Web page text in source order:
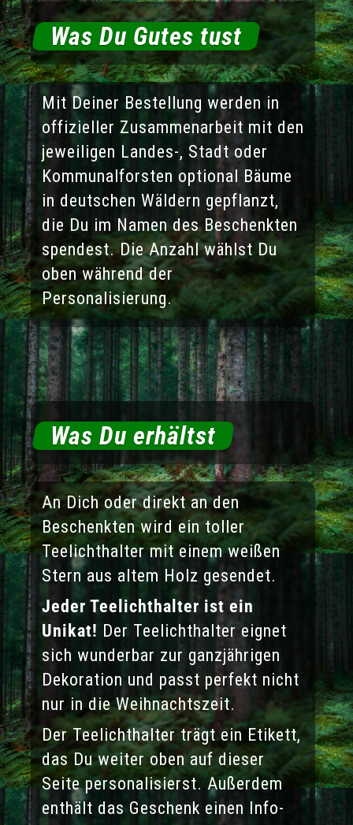
Was Du Gutes tust
Mit Deiner Bestellung werden in
offizieller Zusammenarbeit mit den
jeweiligen Landes-, Stadt oder
Kommunalforsten optional Bäume
in deutschen Wäldern gepflanzt,
die Du im Namen des Beschenkten
spendest. Die Anzahl wählst Du
oben während der
Personalisierung.
Was Du erhältst
An Dich oder direkt an den
Beschenkten wird ein toller
Teelichthalter mit einem weißen
Stern aus altem Holz gesendet.
Jeder Teelichthalter ist ein
Unikat! Der Teelichthalter eignet
sich wunderbar zur ganzjährigen
Dekoration und passt perfekt nicht
nur in die Weihnachtszeit.
Der Teelichthalter trägt ein Etikett,
das Du weiter oben auf dieser
Seite personalisierst. Außerdem
enthält das Geschenk einen Info-